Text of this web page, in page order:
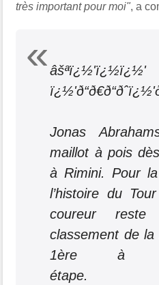
très important pour moi", a
âšªï¿½'ï¿½ï¿½'
Jonas
maillot à pois
à Rimini. Pour
l’histoire du
coureur
classement de
1ère à